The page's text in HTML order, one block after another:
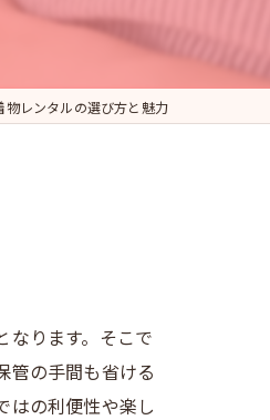
物レンタルの選び方と魅力
なります。そこで
管の手間も省ける
はの利便性や楽し